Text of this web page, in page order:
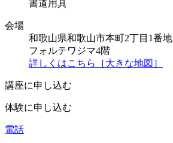
書道用具
会場
和歌山県和歌山市本町2丁目1番地
フォルテワジマ4階
詳しくはこちら［大きな地図］
講座に申し込む
体験に申し込む
電話